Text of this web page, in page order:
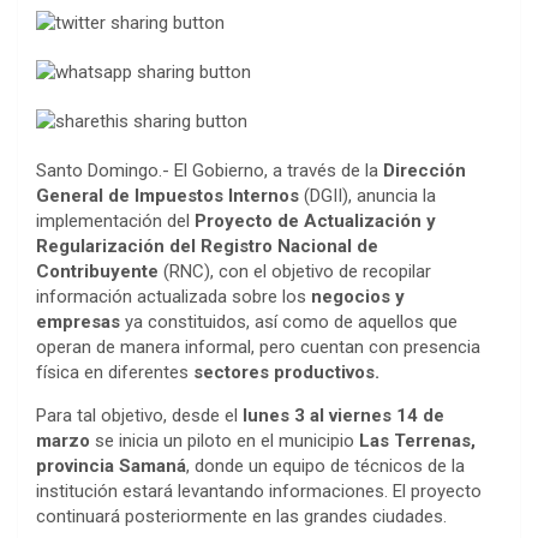
Santo Domingo.- El Gobierno, a través de la Dirección
General de Impuestos Internos (DGII), anuncia la
implementación del Proyecto de Actualización y
Regularización del Registro Nacional de
Contribuyente (RNC), con el objetivo de recopilar
información actualizada sobre los negocios y
empresas ya constituidos, así como de aquellos que
operan de manera informal, pero cuentan con presencia
física en diferentes sectores productivos.
Para tal objetivo, desde el lunes 3 al viernes 14 de
marzo se inicia un piloto en el municipio Las Terrenas,
provincia Samaná, donde un equipo de técnicos de la
institución estará levantando informaciones. El proyecto
continuará posteriormente en las grandes ciudades.